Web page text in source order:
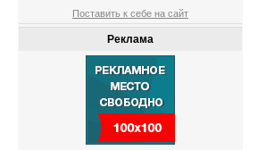
Поставить к себе на сайт
Реклама